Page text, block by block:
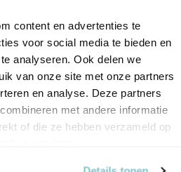
content en advertenties te
voor social media te bieden en
analyseren. Ook delen we
van onze site met onze partners
en analyse. Deze partners
met andere informatie
of die ze hebben verzameld op